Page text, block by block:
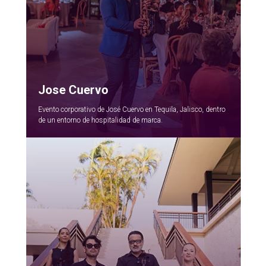
Jose Cuervo
Evento corporativo de José Cuervo en Tequila, Jalisco, dentro
de un entorno de hospitalidad de marca.